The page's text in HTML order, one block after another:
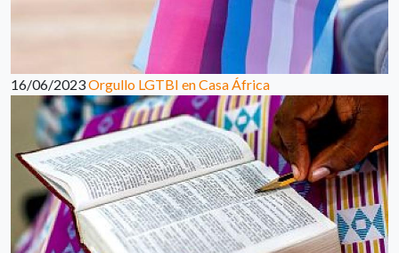
16/06/2023Orgullo LGTBI en Casa África